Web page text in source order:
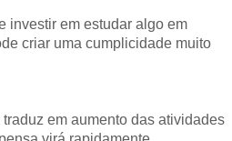
investir em estudar algo em
criar uma cumplicidade muito
em aumento das atividades